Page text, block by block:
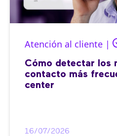
Atención al cliente |
Cómo detectar los
contacto más
center
16/07/2026